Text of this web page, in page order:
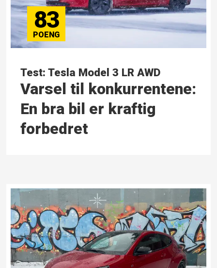
83
Test: Tesla Model 3 LR AWD
Varsel til konkurrentene:
En bra bil er kraftig
forbedret